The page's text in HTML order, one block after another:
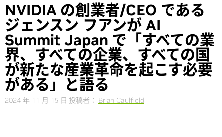
NVIDIA の創業者/CEO である
ジェンスン フアンが AI
Summit Japan で「すべての業
界、すべての企業、すべての国
が新たな産業革命を起こす必要
がある」と語る
2024 年 11 月 15 日 投稿者： Brian Caulfield